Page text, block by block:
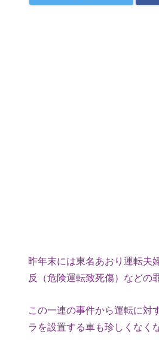
昨年末には東名あおり運転夫
反（危険運転致死傷）などの
この一連の事件から運転に対
ラを設置する車も珍しくなく